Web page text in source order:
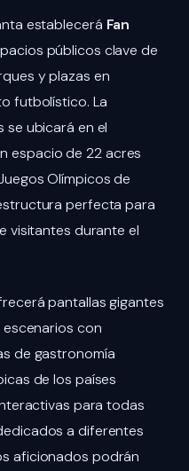
establecerá Fan
públicos clave de
y plazas en
futbolístico. La
ubicará en el
espacio de 22 acres
Olímpicos de
perfecta para
visitantes durante el
pantallas gigantes
con
de gastronomía
de los países
para todas
a diferentes
aficionados podrán